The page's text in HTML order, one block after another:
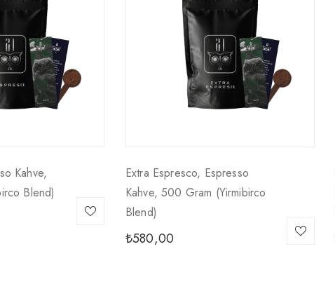
Kahve,
Blend)
Extra Espresco, Espresso
Kahve, 500 Gram (yirmibirco
Blend)
₺580,00